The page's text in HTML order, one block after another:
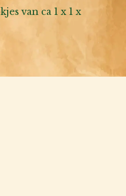
van ca 1 x 1 x